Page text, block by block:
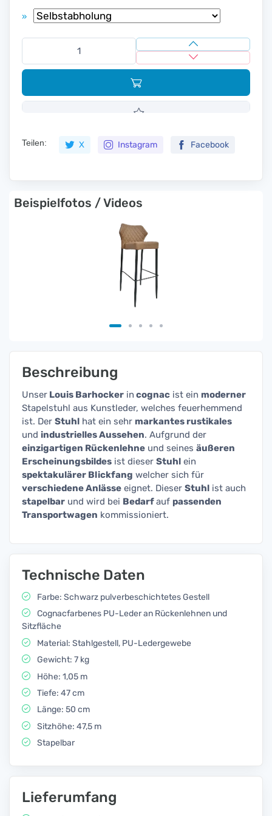
»
Teilen: X Instagram Facebook
Beispielfotos / Videos
Beschreibung
Unser Louis Barhocker in cognac ist ein moderner
Stapelstuhl aus Kunstleder, welches feuerhemmend
ist. Der Stuhl hat ein sehr markantes rustikales
und industrielles Aussehen. Aufgrund der
einzigartigen Rückenlehne und seines äußeren
Erscheinungsbildes ist dieser Stuhl ein
spektakulärer Blickfang welcher sich für
verschiedene Anlässe eignet. Dieser Stuhl ist auch
stapelbar und wird bei Bedarfauf passenden
Transportwagen kommissioniert.
Technische Daten
Farbe: Schwarz pulverbeschichtetes Gestell
Cognacfarbenes PU-Leder an Rückenlehnen und
Sitzfläche
Material: Stahlgestell, PU-Ledergewebe
Gewicht: 7 kg
Höhe: 1,05 m
Tiefe: 47 cm
Länge: 50 cm
Sitzhöhe: 47,5 m
Stapelbar
Lieferumfang